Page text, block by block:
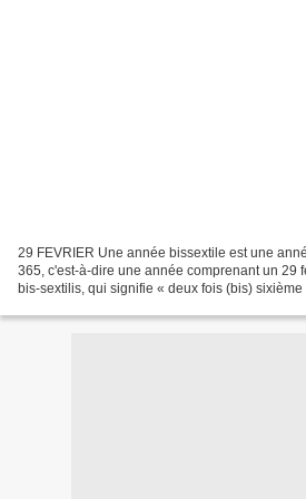
29 FEVRIER Une année bissextile est une
365, c'est-à-dire une année comprenant un 29
bis-sextilis, qui signifie « deux fois (bis)